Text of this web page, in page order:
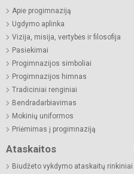
Apie progimnaziją
Ugdymo aplinka
Vizija, misija, vertybės ir filosofija
Pasiekimai
Progimnazijos simboliai
Progimnazijos himnas
Tradiciniai renginiai
Bendradarbiavimas
Mokinių uniformos
Priėmimas į progimnaziją
Ataskaitos
Biudžeto vykdymo ataskaitų rinkiniai